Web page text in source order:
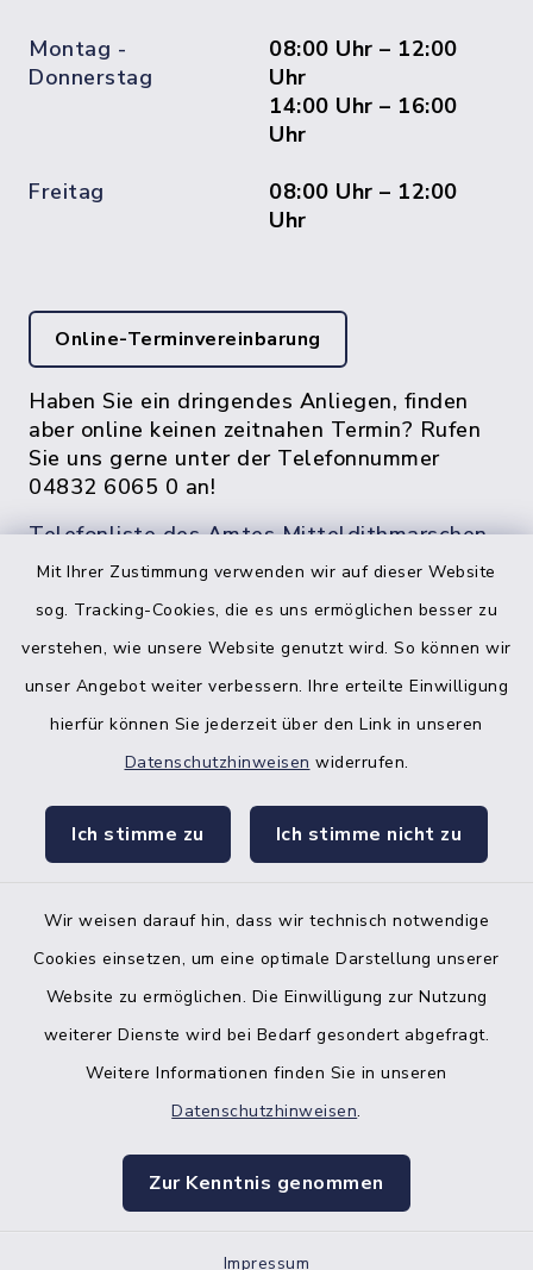
Mit Ihrer Zustimmung verwenden wir auf dieser Website
sog. Tracking-Cookies, die es uns ermöglichen besser zu
verstehen, wie unsere Website genutzt wird. So können wir
unser Angebot weiter verbessern. Ihre erteilte Einwilligung
hierfür können Sie jederzeit über den Link in unseren
Datenschutzhinweisen widerrufen.
Ich stimme zu Ich stimme nicht zu
Wir weisen darauf hin, dass wir technisch notwendige
Cookies einsetzen, um eine optimale Darstellung unserer
Website zu ermöglichen. Die Einwilligung zur Nutzung
weiterer Dienste wird bei Bedarf gesondert abgefragt.
Weitere Informationen finden Sie in unseren
Datenschutzhinweisen.
Zur Kenntnis genommen
Impressum
Montag -
Donnerstag
08:00 Uhr – 12:00
Uhr
14:00 Uhr – 16:00
Uhr
Freitag
08:00 Uhr – 12:00
Uhr
Online-Terminvereinbarung
Haben Sie ein dringendes Anliegen, finden
aber online keinen zeitnahen Termin? Rufen
Sie uns gerne unter der Telefonnummer
04832 6065 0 an!
Telefonliste des Amtes Mitteldithmarschen
facebook
Bankverbindung der Amtskasse
Barrierefreiheit
Impressum